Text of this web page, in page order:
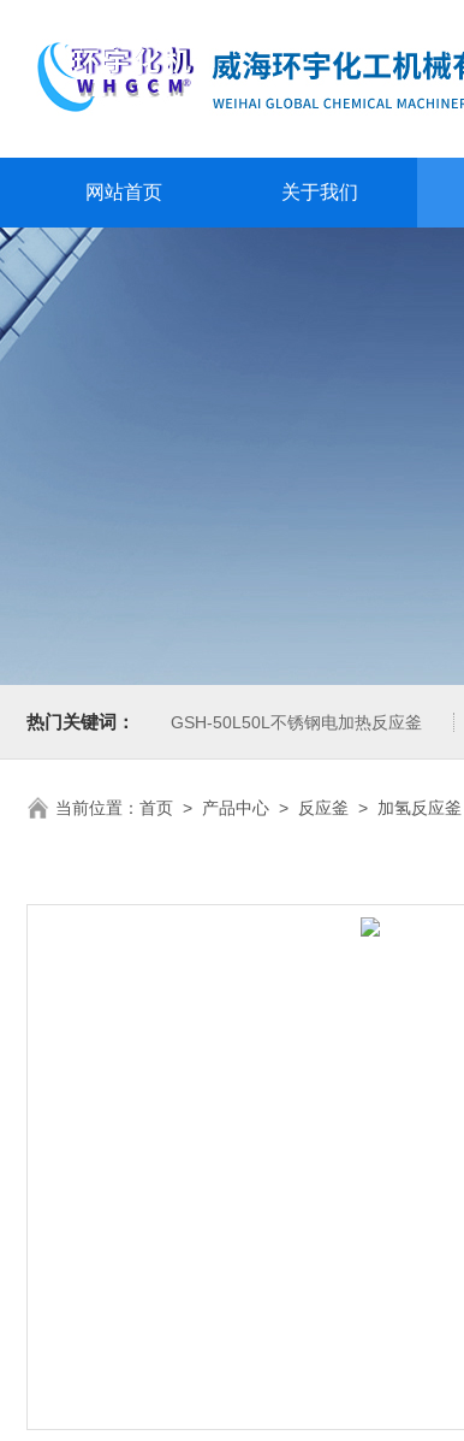
网站首页 关于我们
热门关键词： GSH-50L50L不锈钢电加热反应釜
当前位置： 首页 > 产品中心 > 反应釜 > 加氢反应釜